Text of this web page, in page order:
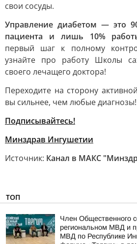
свои сосуды.
Управление диабетом — это
пациента и лишь 10%
первый шаг к полному
узнайте про работу Школы
своего лечащего доктора!
Переходите на сторону
вы сильнее, чем любые диагнозы!
Подписывайтесь!
Минздрав Ингушетии
Источник: Канал в МАКС
ТОП
Член Общественного
региональном МВД и
МВД по Республике